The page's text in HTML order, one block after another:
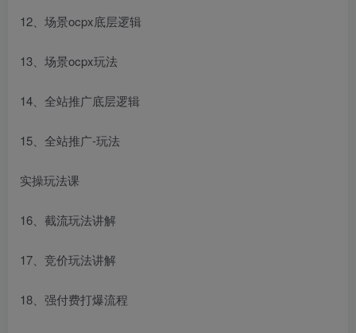
12、场景ocpx底层逻辑
13、场景ocpx玩法
14、全站推广底层逻辑
15、全站推广-玩法
实操玩法课
16、截流玩法讲解
17、竞价玩法讲解
18、强付费打爆流程